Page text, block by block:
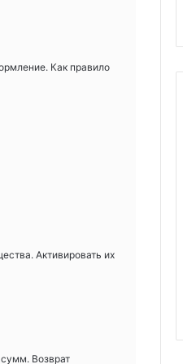
Как правило
Активировать их
Возврат